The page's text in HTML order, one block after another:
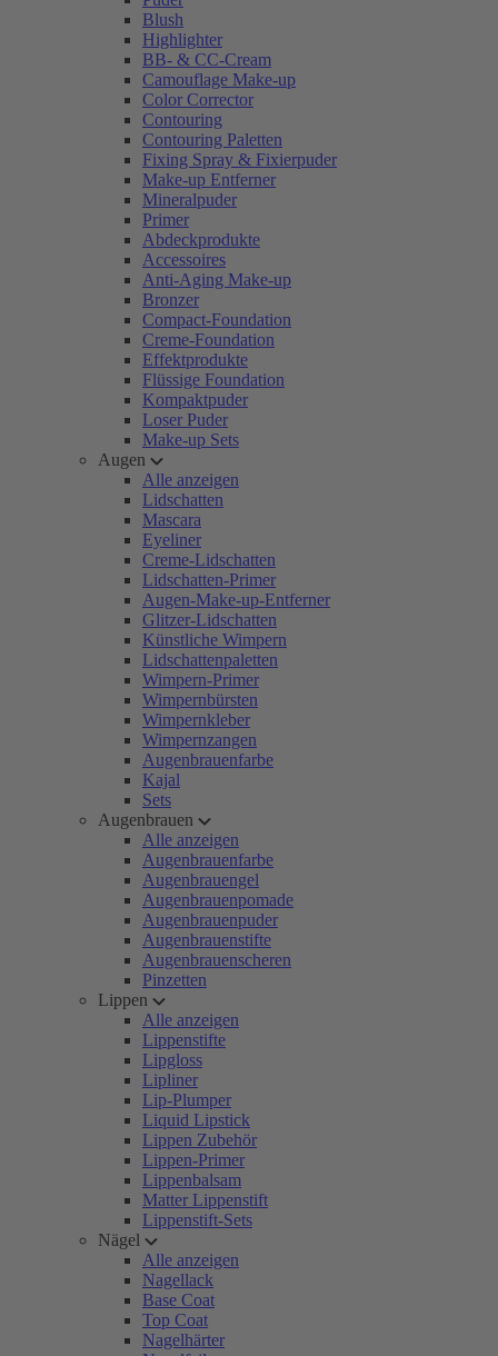
Blush
Highlighter
BB- & CC-Cream
Camouflage Make-up
Color Corrector
Contouring
Contouring Paletten
Fixing Spray & Fixierpuder
Make-up Entferner
Mineralpuder
Primer
Abdeckprodukte
Accessoires
Anti-Aging Make-up
Bronzer
Compact-Foundation
Creme-Foundation
Effektprodukte
Flüssige Foundation
Kompaktpuder
Loser Puder
Make-up Sets
Augen
Alle anzeigen
Lidschatten
Mascara
Eyeliner
Creme-Lidschatten
Lidschatten-Primer
Augen-Make-up-Entferner
Glitzer-Lidschatten
Künstliche Wimpern
Lidschattenpaletten
Wimpern-Primer
Wimpernbürsten
Wimpernkleber
Wimpernzangen
Augenbrauenfarbe
Kajal
Sets
Augenbrauen
Alle anzeigen
Augenbrauenfarbe
Augenbrauengel
Augenbrauenpomade
Augenbrauenpuder
Augenbrauenstifte
Augenbrauenscheren
Pinzetten
Lippen
Alle anzeigen
Lippenstifte
Lipgloss
Lipliner
Lip-Plumper
Liquid Lipstick
Lippen Zubehör
Lippen-Primer
Lippenbalsam
Matter Lippenstift
Lippenstift-Sets
Nägel
Alle anzeigen
Nagellack
Base Coat
Top Coat
Nagelhärter